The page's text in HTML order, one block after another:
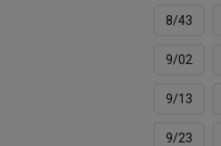
8/43
9/02
9/13
9/23